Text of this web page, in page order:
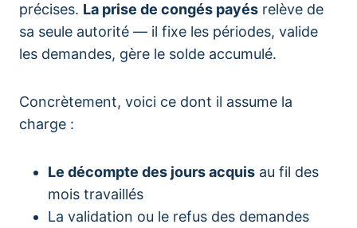
précises. La prise de congés payés relève de
sa seule autorité — il fixe les périodes, valide
les demandes, gère le solde accumulé.
Concrètement, voici ce dont il assume la
charge :
Le décompte des jours acquis au fil des
mois travaillés
La validation ou le refus des demandes